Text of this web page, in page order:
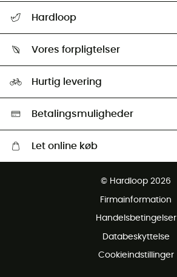
Returnering & Tilbagebetaling
Hardloop
Our ambassadors
Vores forpligtelser
Second hand
HardGreen Udvalg
Hurtig levering
Betalingsmuligheder
Let online køb
Gratis retur inden for 100 dage
© Hardloop 2026
Firmainformation
Handelsbetingelser
Databeskyttelse
Cookieindstillinger